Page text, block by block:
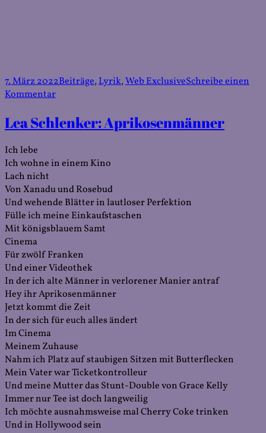
Veröffentlicht
am
7. März 2022Kategorien
Beiträge,Lyrik,Web ExclusiveSchreibe einen
Kommentarzu
Schlenker:
Ich
nicht
den
Krieg
schreiben
Lea Schlenker: Aprikosenmänner
Ich lebe
Ich wohne in einem Kino
Lach nicht
Von Xanadu und Rosebud
Und wehende Blätter in lautloser Perfektion
Fülle ich meine Einkaufstaschen
Mit königsblauem Samt
Cinema
Für zwölf Franken
Und einer Videothek
In der ich alte Männer in verlorener Manier antraf
Hey ihr Aprikosenmänner
Jetzt kommt die Zeit
In der sich für euch alles ändert
Im Cinema
Meinem Zuhause
Nahm ich Platz auf staubigen Sitzen mit Butterflecken
Mein Vater war Ticketkontrolleur
Und meine Mutter das Stunt-Double von Grace Kelly
Immer nur Tee ist doch langweilig
Ich möchte ausnahmsweise mal Cherry Coke trinken
Und in Hollywood sein